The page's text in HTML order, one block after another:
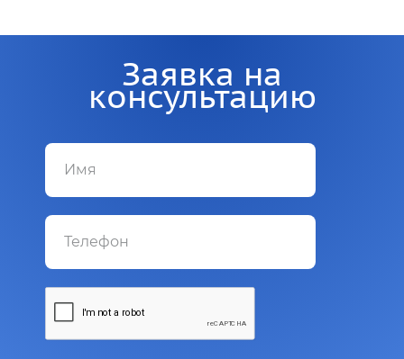
Заявка на
консультацию